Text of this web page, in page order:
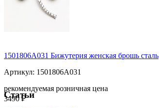
1501806A031 Бижутерия женская брошь сталь
Артикул: 1501806A031
рекомендуемая розничная цена
3490 ₽
Статьи